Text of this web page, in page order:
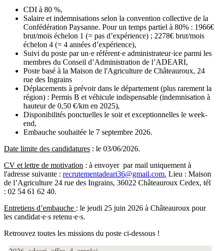
CDI à 80 %,
Salaire et indemnisations selon la convention collective de la
Confédération Paysanne. Pour un temps partiel à 80% : 1966€
brut/mois échelon 1 (= pas d’expérience) ; 2278€ brut/mois
échelon 4 (= 4 années d’expérience),
Suivi du poste par un·e référent·e administrateur·ice parmi les
membres du Conseil d’Administration de l’ADEARI,
Poste basé à la Maison de l'Agriculture de Châteauroux, 24
rue des Ingrains
Déplacements à prévoir dans le département (plus rarement la
région) : Permis B et véhicule indispensable (indemnisation à
hauteur de 0,50 €/km en 2025),
Disponibilités ponctuelles le soir et exceptionnelles le week-
end,
Embauche souhaitée le 7 septembre 2026.
Date limite des candidatures : le 03/06/2026.
CV et lettre de motivation : à envoyer par mail uniquement à
l'adresse suivante : recrutementadeari36@gmail.com. Lieu : Maison
de l’Agriculture 24 rue des Ingrains, 36022 Châteauroux Cedex, tél
: 02 54 61 62 40.
Entretiens d’embauche : le jeudi 25 juin 2026 à Châteauroux pour
les candidat·e·s retenu·e·s.
Retrouvez toutes les missions du poste ci-dessous !